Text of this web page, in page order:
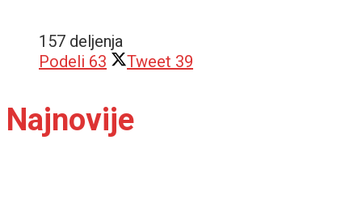
157 deljenja
Podeli 63 Tweet 39
Najnovije